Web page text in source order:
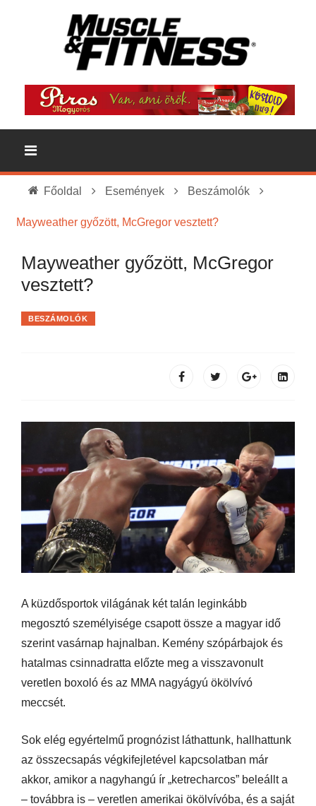
Főoldal Események Beszámolók
Mayweather győzött, McGregor vesztett?
Mayweather győzött, McGregor
vesztett?
BESZÁMOLÓK
A küzdősportok világának két talán leginkább
megosztó személyisége csapott össze a magyar idő
szerint vasárnap hajnalban. Kemény szópárbajok és
hatalmas csinnadratta előzte meg a visszavonult
veretlen boxoló és az MMA nagyágyú ökölvívó
meccsét.
Sok elég egyértelmű prognózist láthattunk, hallhattunk
az összecsapás végkifejletével kapcsolatban már
akkor, amikor a nagyhangú ír „ketrecharcos” beleállt a
– továbbra is – veretlen amerikai ökölvívóba, és a saját